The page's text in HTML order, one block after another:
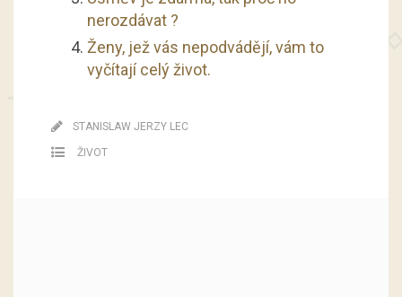
nerozdávat ?
Ženy, jež vás nepodvádějí, vám to
vyčítají celý život.
STANISLAW JERZY LEC
ŽIVOT